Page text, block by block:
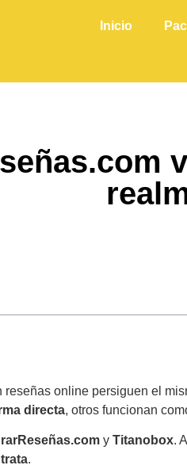
Inicio
online persiguen el
directa, otros funcionan
y Titanobox.
.